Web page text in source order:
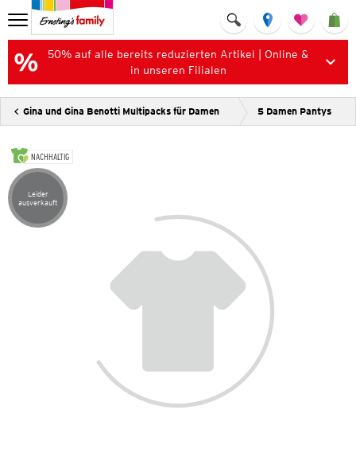
50% auf alle bereits reduzierten Artikel | Online &
in unseren Filialen
Gina und Gina Benotti Multipacks für Damen 5 Damen Pantys
NACHHALTIG
Artikel leider ausverkauft
Leider
ausverkauft